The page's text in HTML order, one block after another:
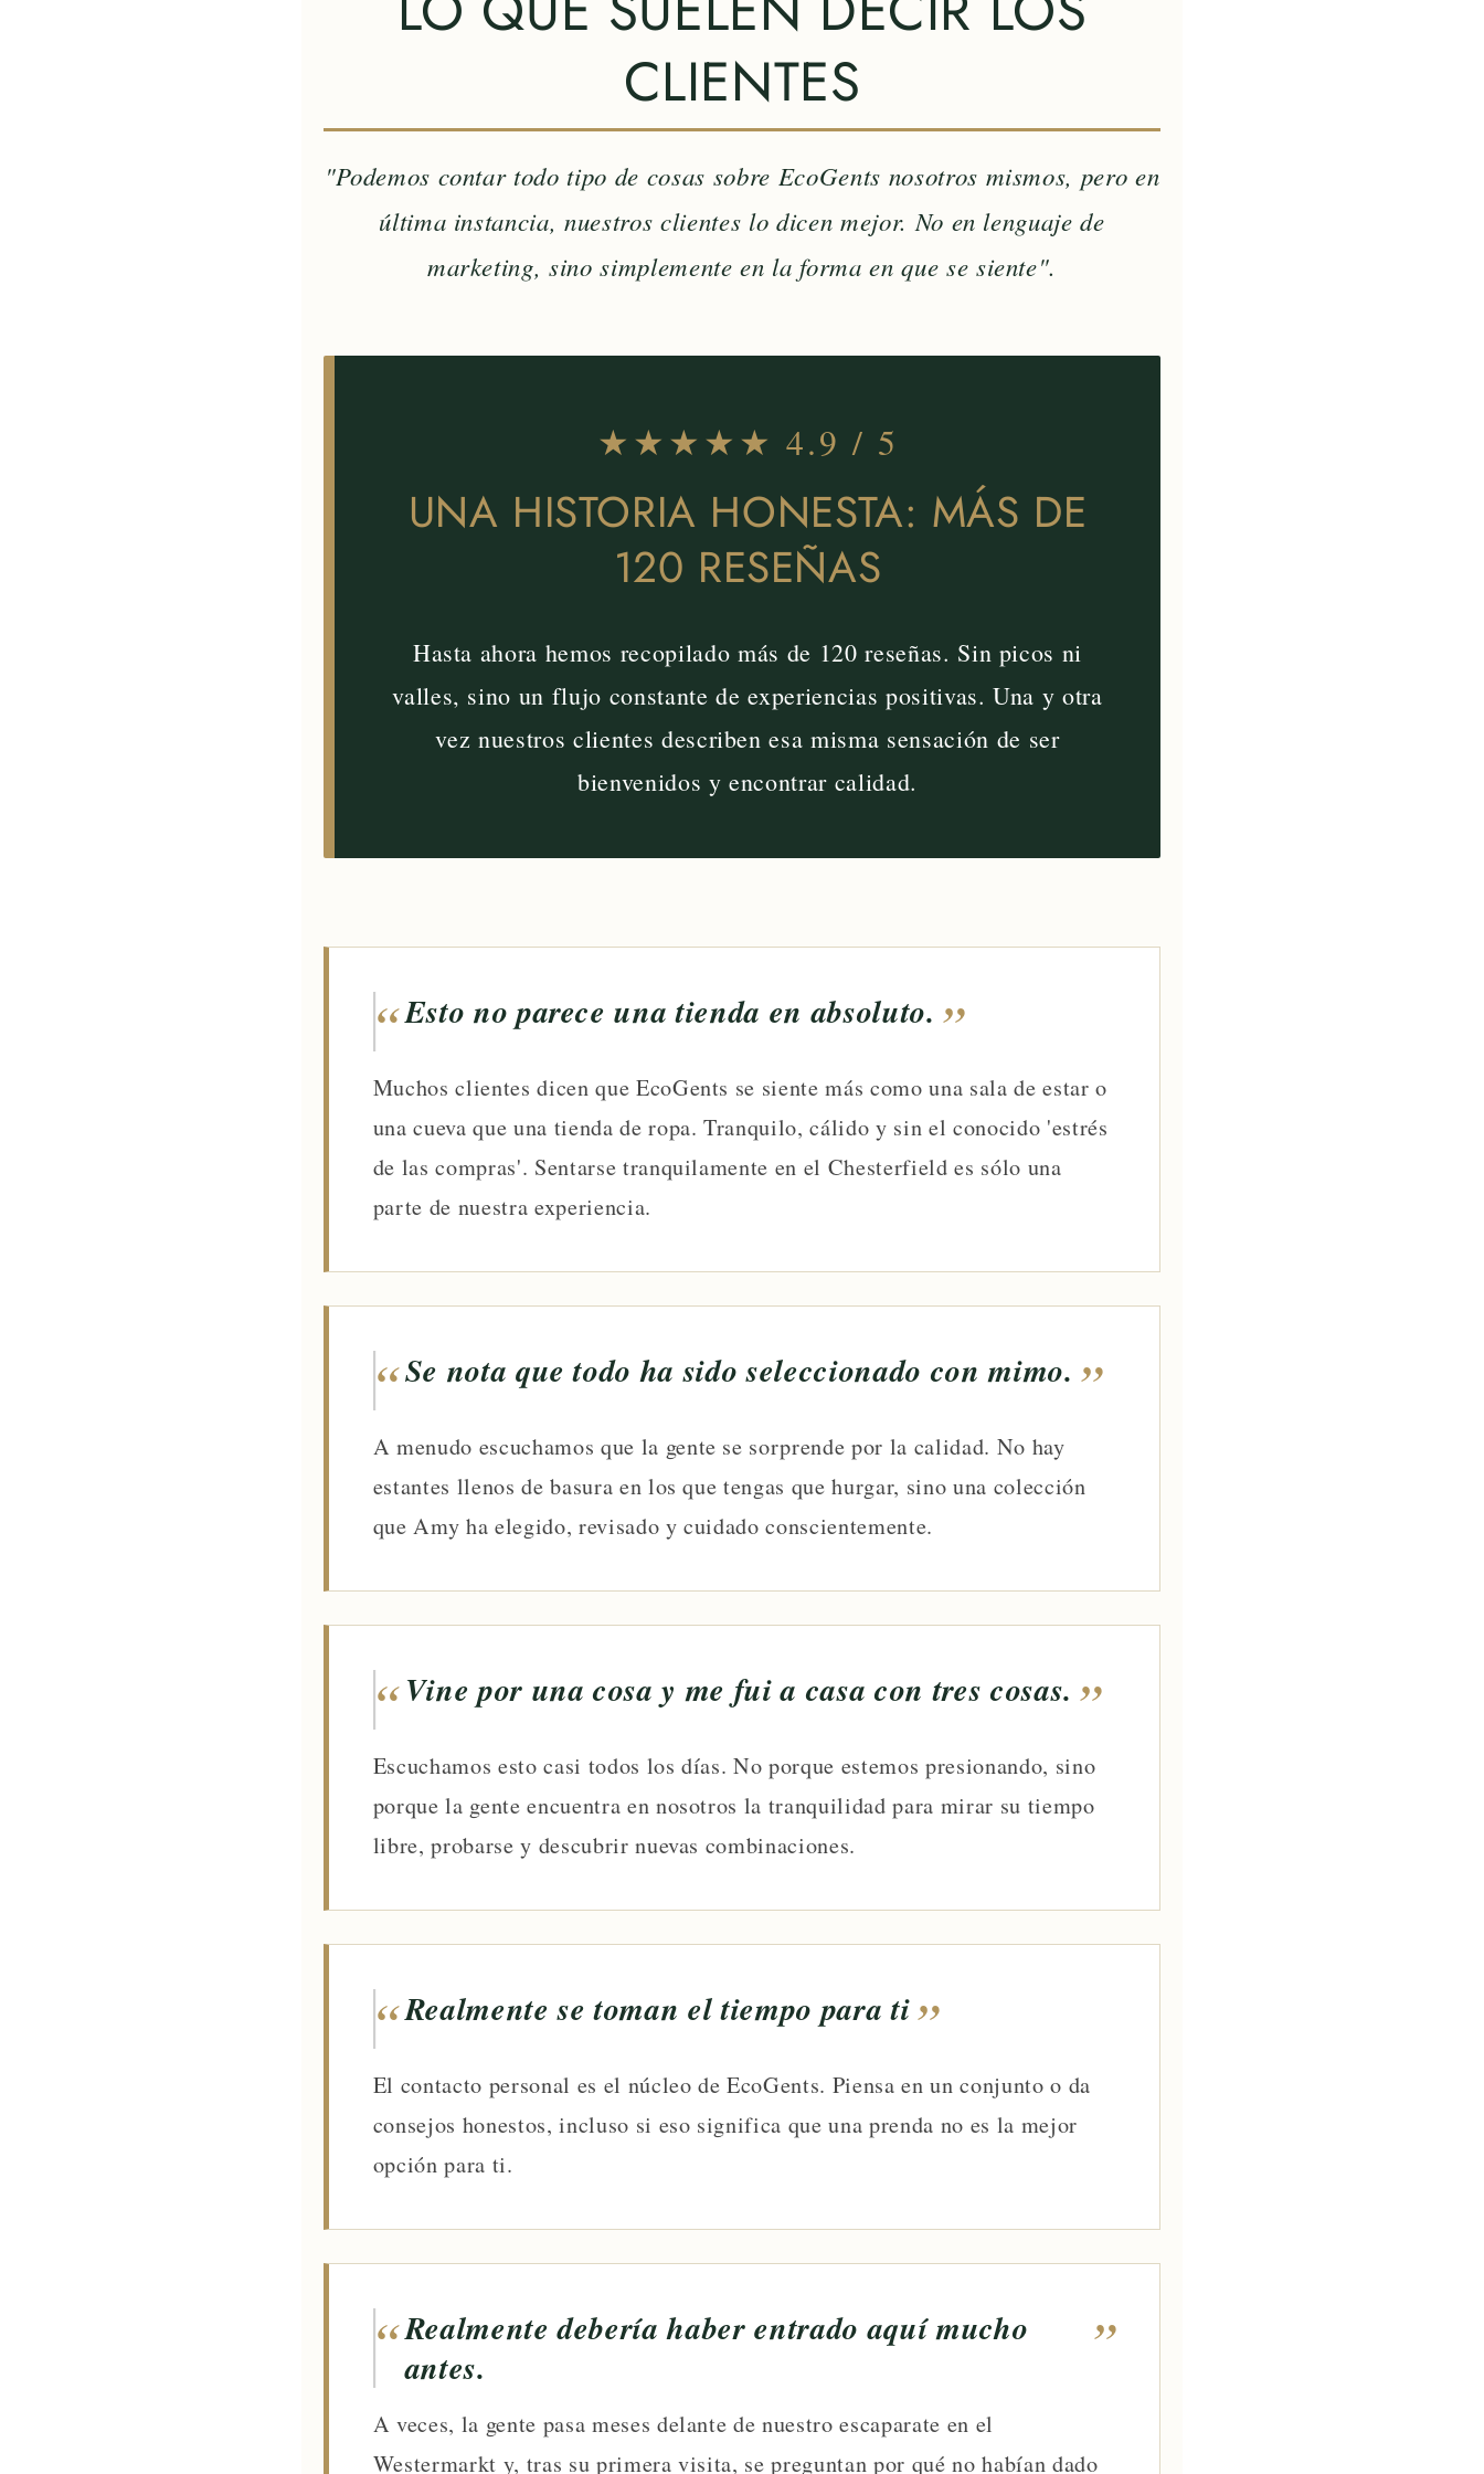
CLIENTES
"Podemos contar todo tipo de cosas sobre EcoGents nosotros mismos, pero en
última instancia, nuestros clientes lo dicen mejor. No en lenguaje de
marketing, sino simplemente en la forma en que se siente".
★★★★★ 4.9 / 5
UNA HISTORIA HONESTA: MÁS DE
120 RESEÑAS
Hasta ahora hemos recopilado más de 120 reseñas. Sin picos ni
valles, sino un flujo constante de experiencias positivas. Una y otra
vez nuestros clientes describen esa misma sensación de ser
bienvenidos y encontrar calidad.
Esto no parece una tienda en absoluto.
Muchos clientes dicen que EcoGents se siente más como una sala de estar o
una cueva que una tienda de ropa. Tranquilo, cálido y sin el conocido 'estrés
de las compras'. Sentarse tranquilamente en el Chesterfield es sólo una
parte de nuestra experiencia.
Se nota que todo ha sido seleccionado con mimo.
A menudo escuchamos que la gente se sorprende por la calidad. No hay
estantes llenos de basura en los que tengas que hurgar, sino una colección
que Amy ha elegido, revisado y cuidado conscientemente.
Vine por una cosa y me fui a casa con tres cosas.
Escuchamos esto casi todos los días. No porque estemos presionando, sino
porque la gente encuentra en nosotros la tranquilidad para mirar su tiempo
libre, probarse y descubrir nuevas combinaciones.
Realmente se toman el tiempo para ti
El contacto personal es el núcleo de EcoGents. Piensa en un conjunto o da
consejos honestos, incluso si eso significa que una prenda no es la mejor
opción para ti.
Realmente debería haber entrado aquí mucho
antes.
A veces, la gente pasa meses delante de nuestro escaparate en el
Westermarkt y, tras su primera visita, se preguntan por qué no habían dado